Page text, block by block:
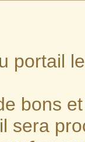
portail
bons
sera